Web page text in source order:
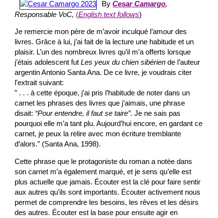
ByCesar Camargo,
Responsable VoC, (English text follows)
Je remercie mon père de m’avoir inculqué l’amour des
livres. Grâce à lui, j’ai fait de la lecture une habitude et un
plaisir. L’un des nombreux livres qu’il m’a offerts lorsque
j’étais adolescent futLes yeux du chien sibérien de l’auteur
argentin Antonio Santa Ana. De ce livre, je voudrais citer
l’extrait suivant:
” . . . à cette époque, j’ai pris l’habitude de noter dans un
carnet les phrases des livres que j’aimais, une phrase
disait: “Pour entendre, il faut se taire”. Je ne sais pas
pourquoi elle m’a tant plu. Aujourd’hui encore, en gardant ce
carnet, je peux la relire avec mon écriture tremblante
d’alors.” (Santa Ana, 1998).
Cette phrase que le protagoniste du roman a notée dans
son carnet m’a également marqué, et je sens qu’elle est
plus actuelle que jamais. Écouter est la clé pour faire sentir
aux autres qu’ils sont importants. Écouter activement nous
permet de comprendre les besoins, les rêves et les désirs
des autres. Écouter est la base pour ensuite agir en